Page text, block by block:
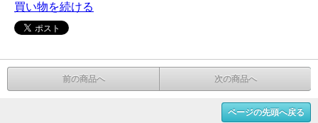
買い物を続ける
前の商品へ 次の商品へ
ページの先頭へ戻る